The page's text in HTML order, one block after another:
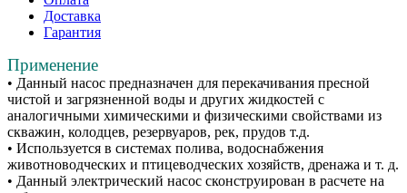
Доставка
Гарантия
Применение
• Данный насос предназначен для перекачивания пресной
чистой и загрязненной воды и других жидкостей с
аналогичными химическими и физическими свойствами из
скважин, колодцев, резервуаров, рек, прудов т.д.
• Используется в системах полива, водоснабжения
животноводческих и птицеводческих хозяйств, дренажа и т. д.
• Данный электрический насос сконструирован в расчете на